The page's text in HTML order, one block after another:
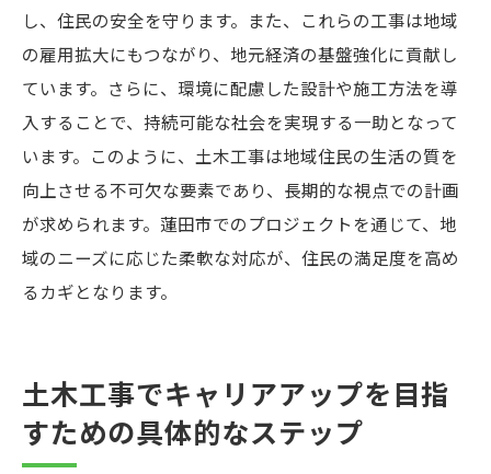
し、住民の安全を守ります。また、これらの工事は地域
の雇用拡大にもつながり、地元経済の基盤強化に貢献し
ています。さらに、環境に配慮した設計や施工方法を導
入することで、持続可能な社会を実現する一助となって
います。このように、土木工事は地域住民の生活の質を
向上させる不可欠な要素であり、長期的な視点での計画
が求められます。蓮田市でのプロジェクトを通じて、地
域のニーズに応じた柔軟な対応が、住民の満足度を高め
るカギとなります。
土木工事でキャリアアップを目指
すための具体的なステップ